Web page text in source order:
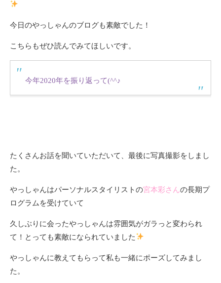
今日のやっしゃんのブログも素敵でした！
こちらもぜひ読んでみてほしいです。
今年2020年を振り返って(^^♪
たくさんお話を聞いていただいて、最後に写真撮影をしまし
た。
やっしゃんはパーソナルスタイリストの宮本彩さんの長期プ
ログラムを受けていて
久しぶりに会ったやっしゃんは雰囲気がガラっと変わられ
て！とっても素敵になられていました
やっしゃんに教えてもらって私も一緒にポーズしてみまし
た。